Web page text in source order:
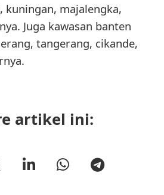
kuningan, majalengka,
Juga kawasan banten
tangerang, cikande,
artikel ini: